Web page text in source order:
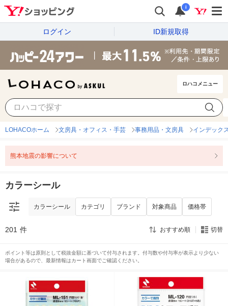
i
ログイン ID新規取得
ロハコメニュー
カラーシール
LOHACOホーム 文房具・オフィス・手芸 事務用品・文房具 インデック
熊本地震の影響について
カラーシール
カラーシール カテゴリ ブランド 対象商品 価格帯
201 件 おすすめ順 切替
ポイント等は原則として税抜金額に基づいて付与されます。付与数や付与率が表示より少ない
場合があるので、最新情報はカート画面でご確認ください。